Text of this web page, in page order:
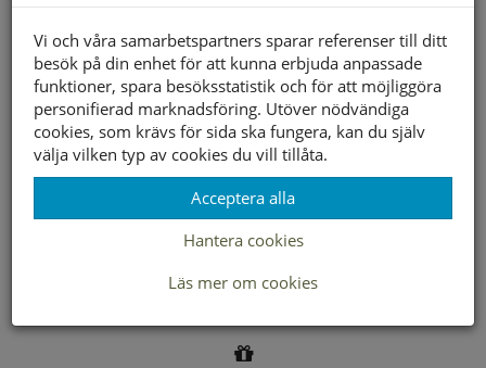
Storleksguide
Slut i webbshopen
Lagerstatus per butik
Vi och våra samarbetspartners sparar referenser till ditt
besök på din enhet för att kunna erbjuda anpassade
funktioner, spara besöksstatistik och för att möjliggöra
personifierad marknadsföring. Utöver nödvändiga
cookies, som krävs för sida ska fungera, kan du själv
välja vilken typ av cookies du vill tillåta.
Acceptera alla
Hantera cookies
Läs mer om cookies